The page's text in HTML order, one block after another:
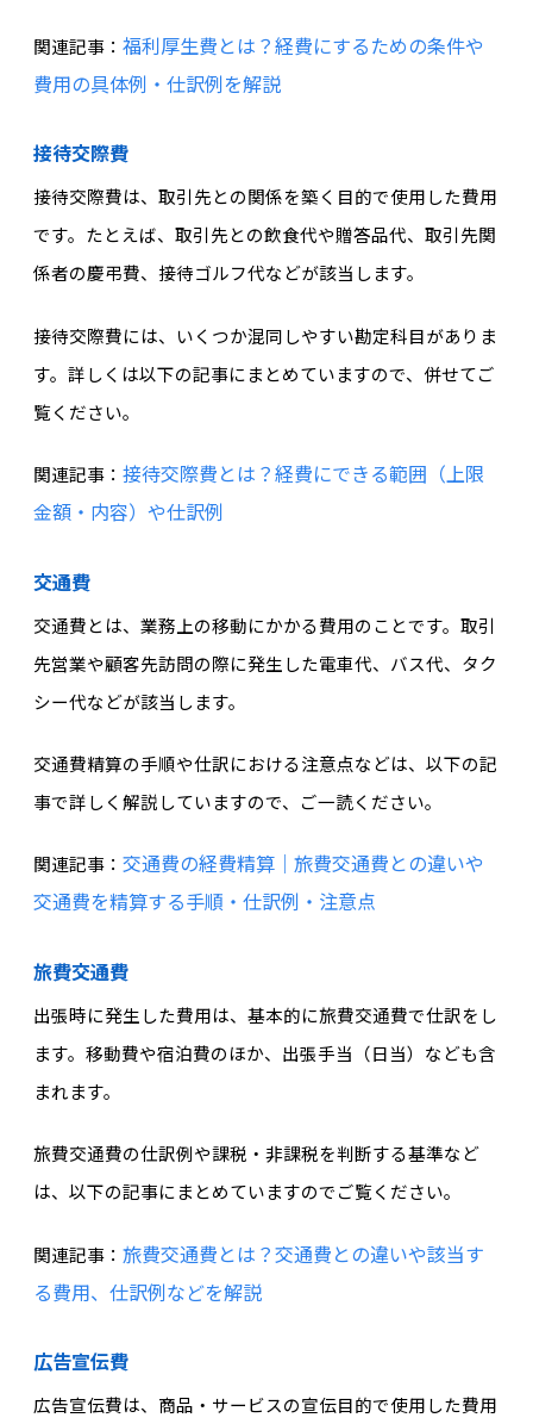
関連記事： 福利厚生費とは？経費にするための条件や
費用の具体例・仕訳例を解説
接待交際費
接待交際費は、取引先との関係を築く目的で使用した費用
です。たとえば、取引先との飲食代や贈答品代、取引先関
係者の慶弔費、接待ゴルフ代などが該当します。
接待交際費には、いくつか混同しやすい勘定科目がありま
す。詳しくは以下の記事にまとめていますので、併せてご
覧ください。
関連記事： 接待交際費とは？経費にできる範囲（上限
金額・内容）や仕訳例
交通費
交通費とは、業務上の移動にかかる費用のことです。取引
先営業や顧客先訪問の際に発生した電車代、バス代、タク
シー代などが該当します。
交通費精算の手順や仕訳における注意点などは、以下の記
事で詳しく解説していますので、ご一読ください。
関連記事： 交通費の経費精算｜旅費交通費との違いや
交通費を精算する手順・仕訳例・注意点
旅費交通費
出張時に発生した費用は、基本的に旅費交通費で仕訳をし
ます。移動費や宿泊費のほか、出張手当（日当）なども含
まれます。
旅費交通費の仕訳例や課税・非課税を判断する基準など
は、以下の記事にまとめていますのでご覧ください。
関連記事： 旅費交通費とは？交通費との違いや該当す
る費用、仕訳例などを解説
広告宣伝費
広告宣伝費は、商品・サービスの宣伝目的で使用した費用